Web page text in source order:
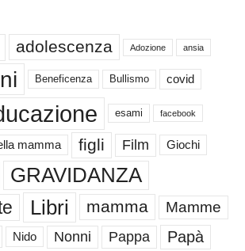
adolescenza Adozione ansia
Beneficenza Bullismo covid
esami facebook
mamma figli Film Giochi
GRAVIDANZA
Libri mamma Mamme
Nido Nonni Pappa Papà